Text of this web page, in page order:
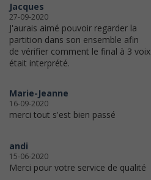
Jacques
27-09-2020
J'aurais aimé pouvoir regarder la
partition dans son ensemble afin
de vérifier comment le final à 3 voix
était interprété.
Marie-Jeanne
16-09-2020
merci tout s'est bien passé
andi
15-06-2020
Merci pour votre service de qualité